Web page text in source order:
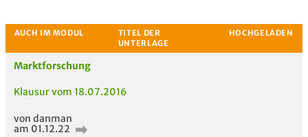
Marktforschung
Klausur vom 18.07.2016
von danman
am 01.12.22